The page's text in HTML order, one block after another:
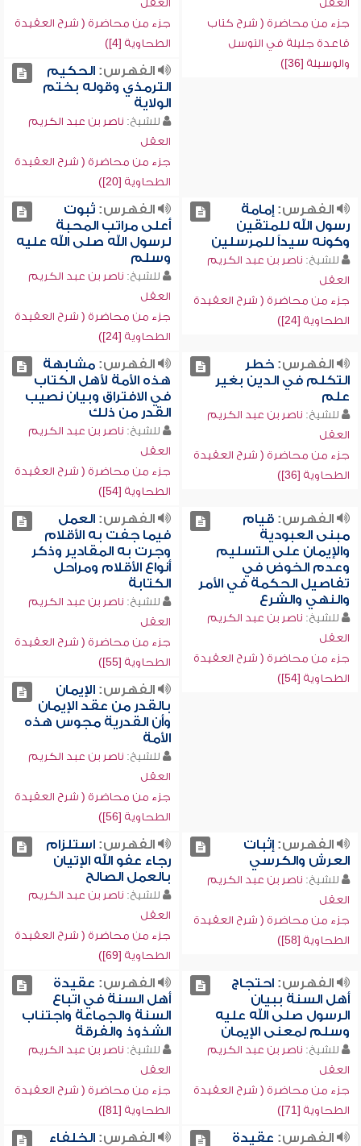
العقل
جزء من محاضرة ( شرح كتاب
قاعدة جليلة في التوسل
والوسيلة [36])
العقل
جزء من محاضرة ( شرح العقيدة
الطحاوية [4])
الفهرس:الحكيم
الترمذي وقوله بختم
الولاية
للشيخ: ناصر بن عبد الكريم
العقل
جزء من محاضرة ( شرح العقيدة
الطحاوية [20])
الفهرس:إمامة
رسول الله للمتقين
وكونه سيداً للمرسلين
للشيخ: ناصر بن عبد الكريم
العقل
جزء من محاضرة ( شرح العقيدة
الطحاوية [24])
الفهرس:ثبوت
أعلى مراتب المحبة
لرسول الله صلى الله عليه
وسلم
للشيخ: ناصر بن عبد الكريم
العقل
جزء من محاضرة ( شرح العقيدة
الطحاوية [24])
الفهرس:خطر
التكلم في الدين بغير
علم
للشيخ: ناصر بن عبد الكريم
العقل
جزء من محاضرة ( شرح العقيدة
الطحاوية [36])
الفهرس:مشابهة
هذه الأمة لأهل الكتاب
في الافتراق وبيان نصيب
القدر من ذلك
للشيخ: ناصر بن عبد الكريم
العقل
جزء من محاضرة ( شرح العقيدة
الطحاوية [54])
الفهرس:قيام
مبنى العبودية
والإيمان على التسليم
وعدم الخوض في
تفاصيل الحكمة في الأمر
والنهي والشرع
للشيخ: ناصر بن عبد الكريم
العقل
جزء من محاضرة ( شرح العقيدة
الطحاوية [54])
الفهرس:العمل
فيما جفت به الأقلام
وجرت به المقادير وذكر
أنواع الأقلام ومراحل
الكتابة
للشيخ: ناصر بن عبد الكريم
العقل
جزء من محاضرة ( شرح العقيدة
الطحاوية [55])
الفهرس:الإيمان
بالقدر من عقد الإيمان
وأن القدرية مجوس هذه
الأمة
للشيخ: ناصر بن عبد الكريم
العقل
جزء من محاضرة ( شرح العقيدة
الطحاوية [56])
الفهرس:إثبات
العرش والكرسي
للشيخ: ناصر بن عبد الكريم
العقل
جزء من محاضرة ( شرح العقيدة
الطحاوية [58])
الفهرس:استلزام
رجاء عفو الله الإتيان
بالعمل الصالح
للشيخ: ناصر بن عبد الكريم
العقل
جزء من محاضرة ( شرح العقيدة
الطحاوية [69])
الفهرس:احتجاج
أهل السنة ببيان
الرسول صلى الله عليه
وسلم لمعنى الإيمان
للشيخ: ناصر بن عبد الكريم
العقل
جزء من محاضرة ( شرح العقيدة
الطحاوية [71])
الفهرس: عقيدة
أهل السنة في اتباع
السنة والجماعة واجتناب
الشذوذ والفرقة
للشيخ: ناصر بن عبد الكريم
العقل
جزء من محاضرة ( شرح العقيدة
الطحاوية [81])
الفهرس: عقيدة
الفهرس:الخلفاء